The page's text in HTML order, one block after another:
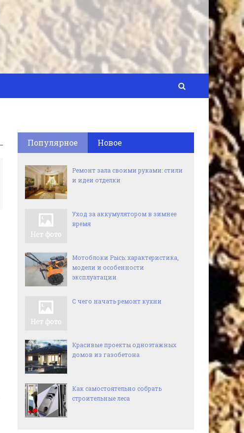
Популярное Новое
Ремонт зала своими руками: стили
и идеи отделки
Уход за аккумулятором в зимнее
время
Мотоблоки Рысь: характеристика,
модели и особенности
эксплуатации
С чего начать ремонт кухни
Красивые проекты одноэтажных
домов из газобетона
Как самостоятельно собрать
строительные леса